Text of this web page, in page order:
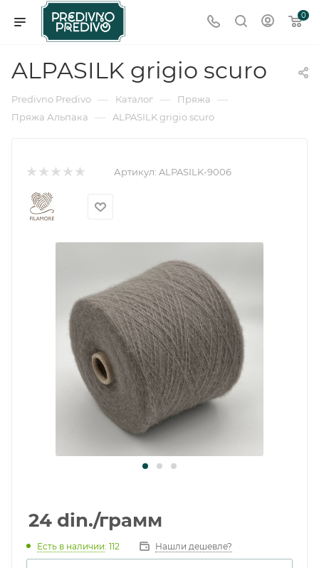
0
ALPASILK grigio scuro
Predivno Predivo — Каталог — Пряжа —
Пряжа Альпака — ALPASILK grigio scuro
Артикул: ALPASILK-9006
24 din./грамм
Есть в наличии: 112 Нашли дешевле?